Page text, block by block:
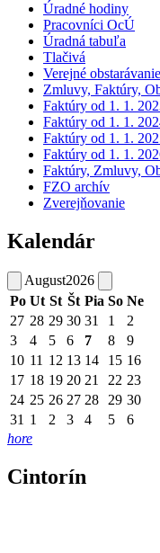
Úradné hodiny
Pracovníci OcÚ
Úradná tabuľa
Tlačivá
Verejné obstarávanie
Zmluvy, Faktúry,
Faktúry od 1. 1.
Faktúry od 1. 1.
Faktúry od 1. 1.
Faktúry od 1. 1.
Faktúry, Zmluvy,
FZO archív
Zverejňovanie
Kalendár
August2026
Po Ut St Št Pia So Ne
27 28 29 30 31 1
2
3
4 5 6 7 8
9
10 11 12 13 14 15 16
17 18 19 20 21 22 23
24 25 26 27 28 29 30
31 1 2 3 4 5
6
hore
Cintorín